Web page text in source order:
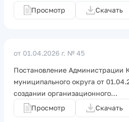
Просмотр
Скачать
от 01.04.2026 г. № 45
Постановление Администрации
муниципального округа от
создании организационного…
Просмотр
Скачать